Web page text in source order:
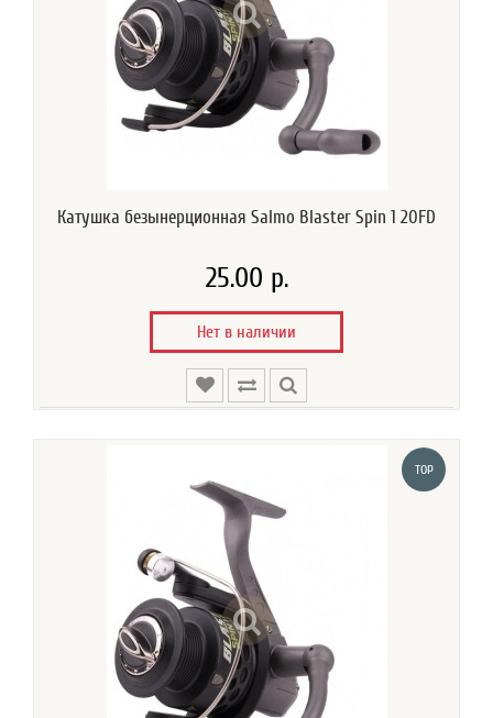
Катушка безынерционная Salmo Blaster Spin 1 20FD
25.00 р.
Нет в наличии
TOP